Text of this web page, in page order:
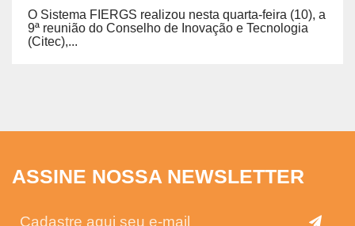
O Sistema FIERGS realizou nesta quarta-feira (10), a
9ª reunião do Conselho de Inovação e Tecnologia
(Citec),...
ASSINE NOSSA NEWSLETTER